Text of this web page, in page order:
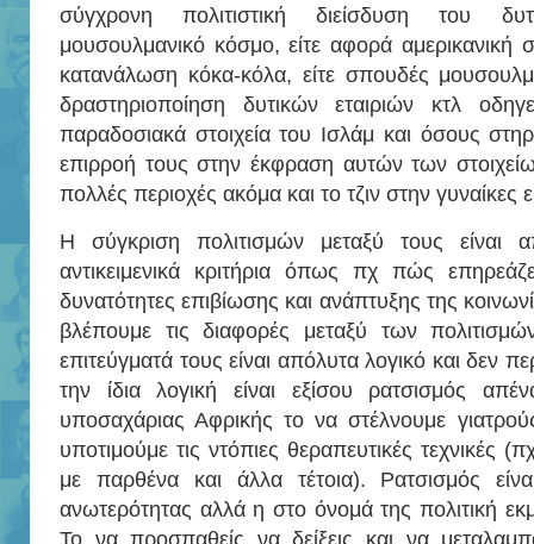
σύγχρονη πολιτιστική διείσδυση του
μουσουλμανικό κόσμο, είτε αφορά αμερικανική
κατανάλωση κόκα-κόλα, είτε σπουδές
δραστηριοποίηση δυτικών εταιριών κτλ
παραδοσιακά στοιχεία του Ισλάμ και όσους
επιρροή τους στην έκφραση αυτών των
πολλές περιοχές ακόμα και το τζιν στην γυναίκες
Η σύγκριση πολιτισμών μεταξύ τους είναι
αντικειμενικά κριτήρια όπως πχ πώς
δυνατότητες επιβίωσης και ανάπτυξης της
βλέπουμε τις διαφορές μεταξύ των
επιτεύγματά τους είναι απόλυτα λογικό και δεν
την ίδια λογική είναι εξίσου ρατσισμός
υποσαχάριας Αφρικής το να στέλνουμε
υποτιμούμε τις ντόπιες θεραπευτικές τεχνικές
με παρθένα και άλλα τέτοια). Ρατσισμός
ανωτερότητας αλλά η στο όνομά της πολιτική
Το να προσπαθείς να δείξεις και να